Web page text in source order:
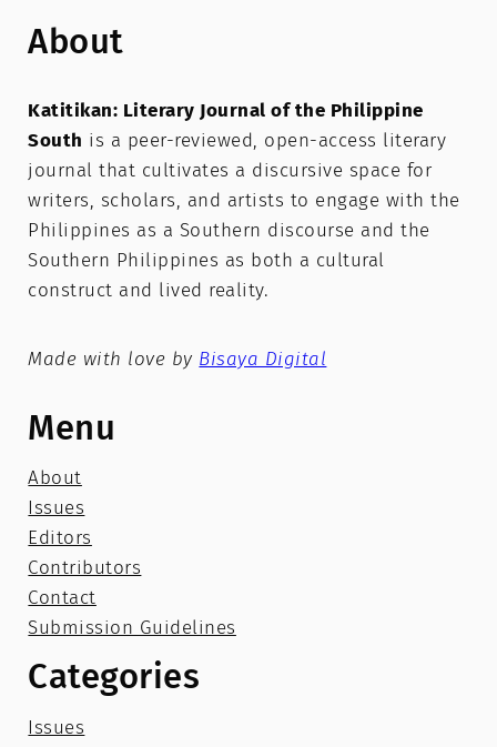
About
Katitikan: Literary Journal of the Philippine
South is a peer-reviewed, open-access literary
journal that cultivates a discursive space for
writers, scholars, and artists to engage with the
Philippines as a Southern discourse and the
Southern Philippines as both a cultural
construct and lived reality.
Made with love by Bisaya Digital
Menu
About
Issues
Editors
Contributors
Contact
Submission Guidelines
Categories
Issues